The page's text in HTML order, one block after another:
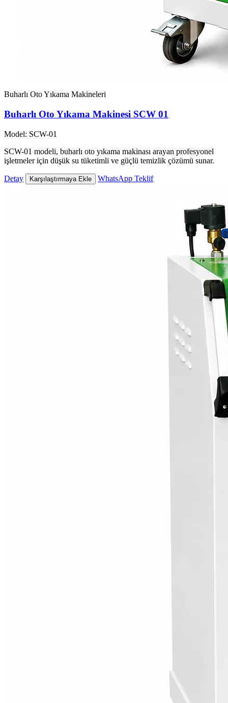
Buharlı Oto Yıkama Makineleri
Buharlı Oto Yıkama Makinesi SCW 01
Model: SCW-01
SCW-01 modeli, buharlı oto yıkama makinası arayan profesyonel
işletmeler için düşük su tüketimli ve güçlü temizlik çözümü sunar.
Detay Karşılaştırmaya Ekle WhatsApp Teklif